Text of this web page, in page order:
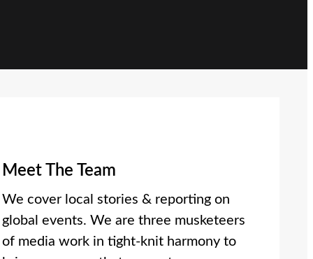
Meet The Team
We cover local stories & reporting on
global events. We are three musketeers
of media work in tight-knit harmony to